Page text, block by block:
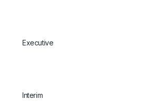
Executive
Interim